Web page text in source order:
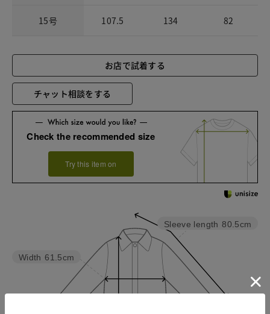
15号 107.5 134 82
お店で試着する
チャット相談をする
Check the recommended size
Try this item on
Sleeve length 80.5cm
Width 61.5cm